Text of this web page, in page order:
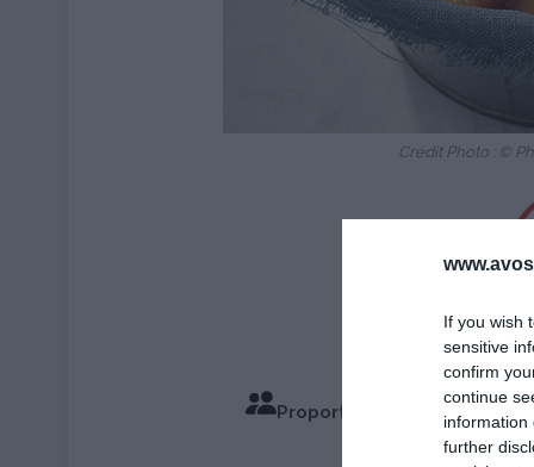
If you wish
sensitive
confirm
continue
information
further
Crédit Photo : ©
Proportions pour 6
Temps de